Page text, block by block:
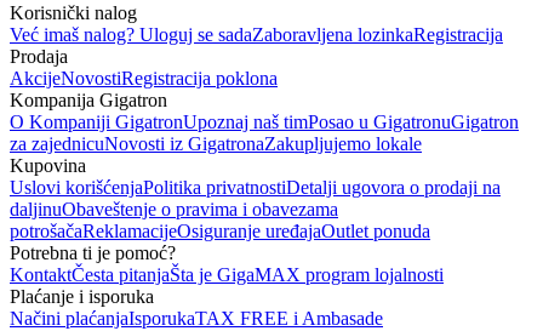
Korisnički nalog
Već imaš nalog? Uloguj se sadaZaboravljena lozinkaRegistracija
Prodaja
AkcijeNovostiRegistracija poklona
Kompanija Gigatron
O Kompaniji GigatronUpoznaj naš timPosao u GigatronuGigatron
za zajednicuNovosti iz GigatronaZakupljujemo lokale
Kupovina
Uslovi korišćenjaPolitika privatnostiDetalji ugovora o prodaji na
daljinuObaveštenje o pravima i obavezama
potrošačaReklamacijeOsiguranje uređajaOutlet ponuda
Potrebna ti je pomoć?
KontaktČesta pitanjaŠta je GigaMAX program lojalnosti
Plaćanje i isporuka
Načini plaćanjaIsporukaTAX FREE i Ambasade